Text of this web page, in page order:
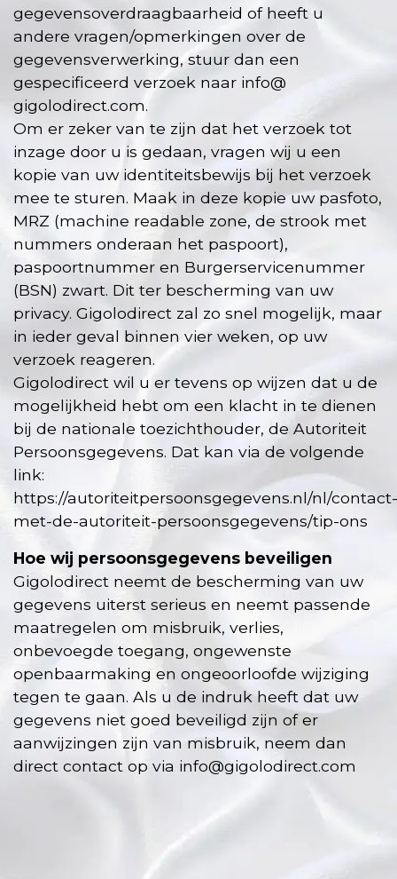
gegevensoverdraagbaarheid of heeft u
andere vragen/opmerkingen over de
gegevensverwerking, stuur dan een
gespecificeerd verzoek naar info@
gigolodirect.com.
Om er zeker van te zijn dat het verzoek tot
inzage door u is gedaan, vragen wij u een
kopie van uw identiteitsbewijs bij het verzoek
mee te sturen. Maak in deze kopie uw pasfoto,
MRZ (machine readable zone, de strook met
nummers onderaan het paspoort),
paspoortnummer en Burgerservicenummer
(BSN) zwart. Dit ter bescherming van uw
privacy. Gigolodirect zal zo snel mogelijk, maar
in ieder geval binnen vier weken, op uw
verzoek reageren.
Gigolodirect wil u er tevens op wijzen dat u de
mogelijkheid hebt om een klacht in te dienen
bij de nationale toezichthouder, de Autoriteit
Persoonsgegevens. Dat kan via de volgende
link:
https://autoriteitpersoonsgegevens.nl/nl/contact-
met-de-autoriteit-persoonsgegevens/tip-ons
Hoe wij persoonsgegevens beveiligen
Gigolodirect neemt de bescherming van uw
gegevens uiterst serieus en neemt passende
maatregelen om misbruik, verlies,
onbevoegde toegang, ongewenste
openbaarmaking en ongeoorloofde wijziging
tegen te gaan. Als u de indruk heeft dat uw
gegevens niet goed beveiligd zijn of er
aanwijzingen zijn van misbruik, neem dan
direct contact op via info@gigolodirect.com